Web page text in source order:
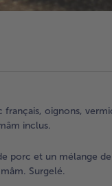
français, oignons,
inclus.
porc et un mélange
Surgelé.